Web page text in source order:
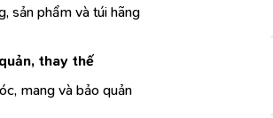
sản phẩm và túi hãng
thay thế
mang và bảo quản